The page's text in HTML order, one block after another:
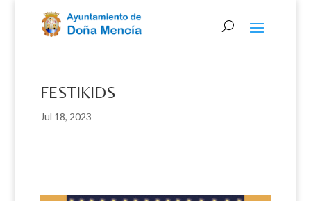
FESTIKIDS
Jul 18, 2023